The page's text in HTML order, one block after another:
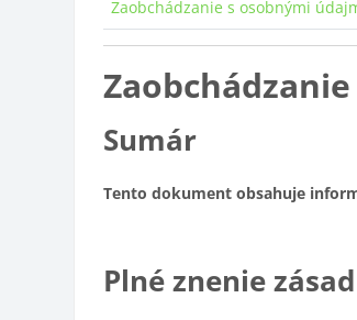
Zaobchádzanie s osobnými
Sumár
Tento dokument obsahuje
Plné znenie